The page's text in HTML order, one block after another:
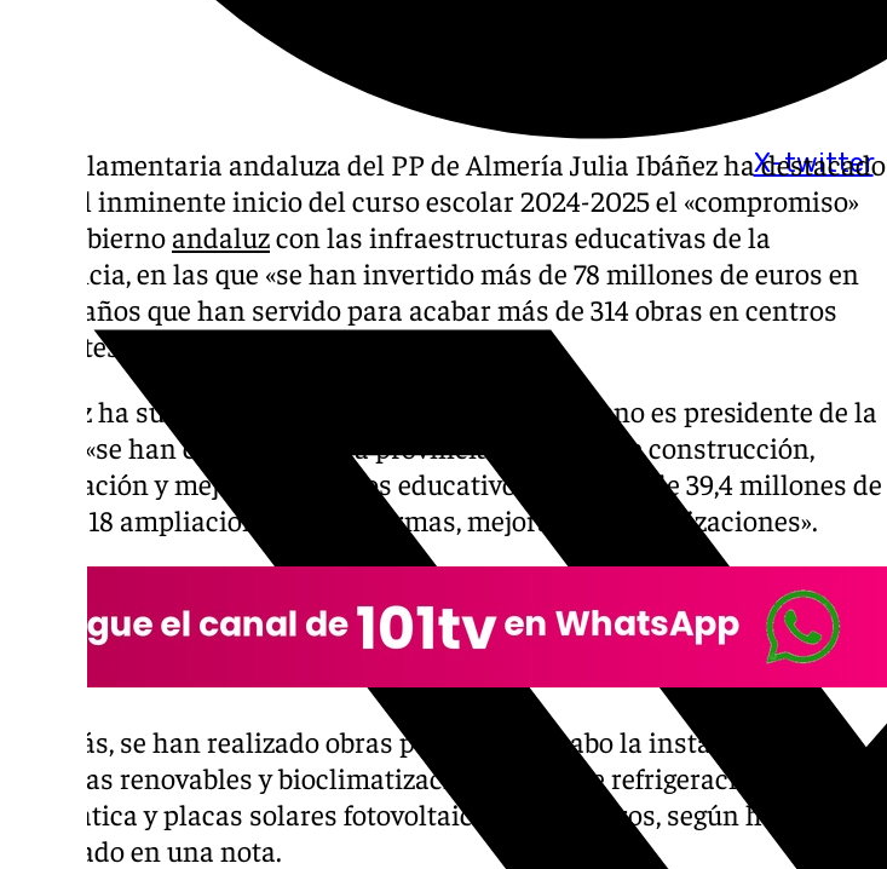
X-twitter
La parlamentaria andaluza del PP de Almería Julia Ibáñez ha destacado
ante el inminente inicio del curso escolar 2024-2025 el «compromiso»
del Gobierno andaluzcon las infraestructuras educativas de la
provincia, en las que «se han invertido más de 78 millones de euros en
cinco años que han servido para acabar más de 314 obras en centros
docentes públicos».
Ibáñez ha subrayado que desde que Juanma Moreno es presidente de la
Junta «se han concluido en la provincia 118 obras de construcción,
ampliación y mejora de centros educativos por valor de 39,4 millones de
euros, 18 ampliaciones y 98 reformas, mejoras y modernizaciones».
Además, se han realizado obras para llevar a cabo la instalación de
energías renovables y bioclimatización mediante refrigeración
adiabática y placas solares fotovoltaica en 36 centros, según ha
detallado en una nota.